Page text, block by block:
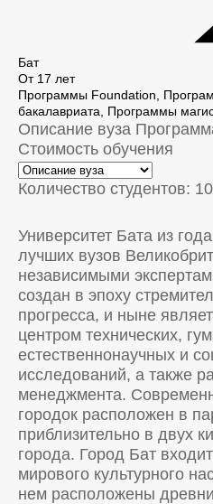
Бат
От 17 лет
Программы Foundation,
бакалавриата, Программы
Описание вуза
Стоимость обучения
Количество студентов:
Университет Бата из
лучших вузов
независимыми
создан в эпоху
прогресса, и ныне
центром технических,
естественнонаучных и
исследований, а также
менеджмента.
городок расположен в
приблизительно в двух
города. Город Бат
мирового культурного
нем расположены